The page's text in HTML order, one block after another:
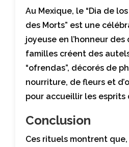
Au Mexique, le “Dia de
des Morts” est une
joyeuse en l’honneur
familles créent des
“ofrendas”, décorés de
nourriture, de fleurs et
pour accueillir les esprits
Conclusion
Ces rituels montrent